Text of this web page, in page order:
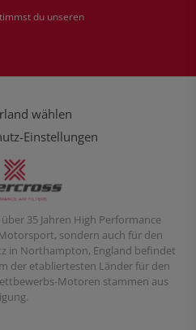
du unseren
wählen
Einstellungen
35 Jahren High Performance
sondern auch für den
in Northampton, England befindet
der etabliertesten Länder für den
Motoren stammen aus